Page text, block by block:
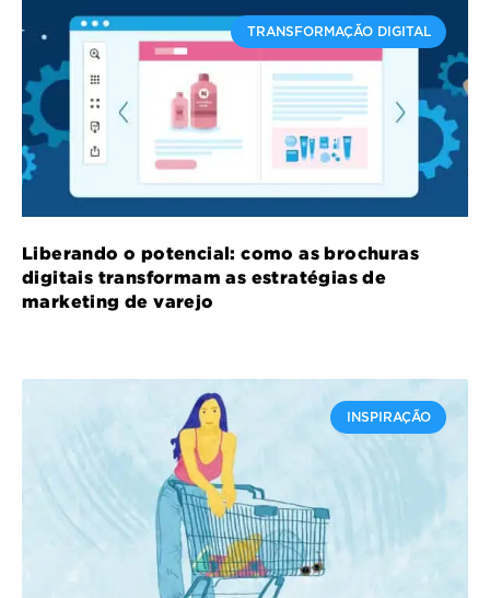
TRANSFORMAÇÃO DIGITAL
Liberando o potencial: como as brochuras
digitais transformam as estratégias de
marketing de varejo
INSPIRAÇÃO